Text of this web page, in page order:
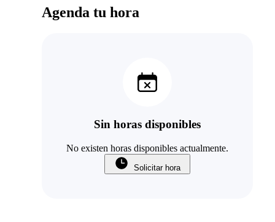
Agenda tu hora
Sin horas disponibles
No existen horas disponibles actualmente.
Solicitar hora